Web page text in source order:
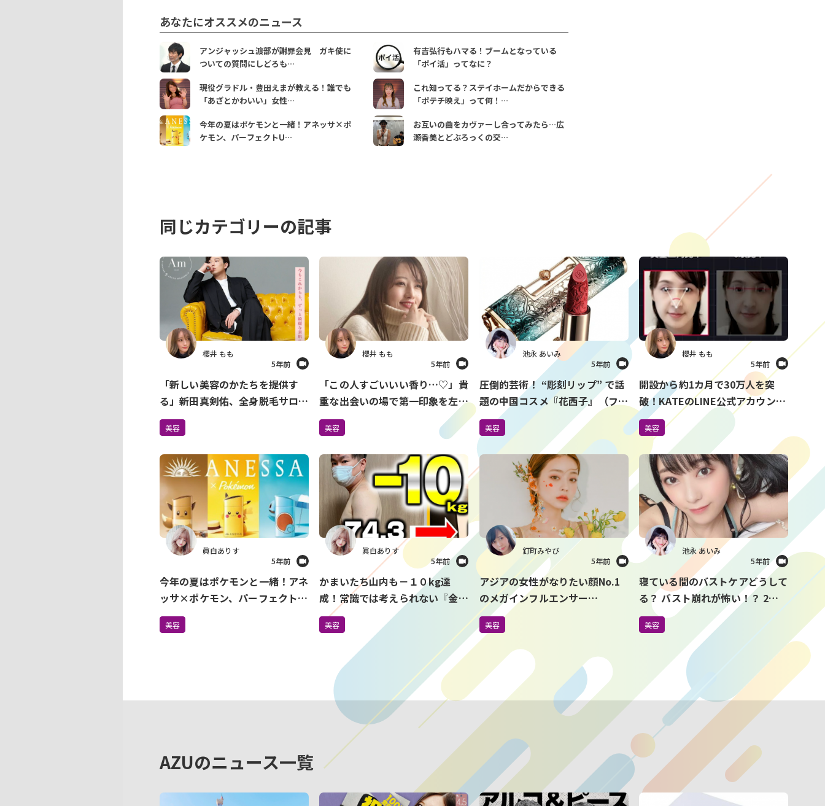
あなたにオススメのニュース
アンジャッシュ渡部が謝罪会見 ガキ使に
ついての質問にしどろも…
有吉弘行もハマる！ブームとなっている
「ポイ活」ってなに？
現役グラドル・豊田えまが教える！誰でも
「あざとかわいい」女性…
これ知ってる？ステイホームだからできる
「ポテチ映え」って何！…
今年の夏はポケモンと一緒！アネッサ×ポ
ケモン、パーフェクトU…
お互いの曲をカヴァーし合ってみたら…広
瀬香美とどぶろっくの交…
同じカテゴリーの記事
櫻井 もも
5年前
「新しい美容のかたちを提供す
る」新田真剣佑、全身脱毛サロン
を4月に2店舗オープン
美容
櫻井 もも
5年前
「この人すごいいい香り…♡」貴
重な出会いの場で第一印象を左右
しているのは『香り』だった
美容
池永 あいみ
5年前
圧倒的芸術！ “彫刻リップ” で話
題の中国コスメ『花西子』（ファ
ーシーズ）が日本上陸！Amazon
で先行販売中
美容
櫻井 もも
5年前
開設から約1カ月で30万人を突
破！KATEのLINE公式アカウント
でできるメイク診断がすごすぎ
る！
美容
眞白ありす
5年前
今年の夏はポケモンと一緒！アネ
ッサ×ポケモン、パーフェクト
UV誕生！ピカチュウ・イーブ
イ・ゼニガメの3種類が登場
美容
眞白ありす
5年前
かまいたち山内も－１０kg達
成！常識では考えられない『金森
式ダイエット』って知ってる？
美容
釘町みやび
5年前
アジアの女性がなりたい顔No.1
のメガインフルエンサー
taeri（テリ） プロデュースの韓
国発コスメブランド 『CILY』が
店頭販売スタート
美容
池永 あいみ
5年前
寝ている間のバストケアどうして
る？ バスト崩れが怖い！？ 2人
に1人が「寝る時もブラジャー」
派らしい
美容
AZUのニュース一覧